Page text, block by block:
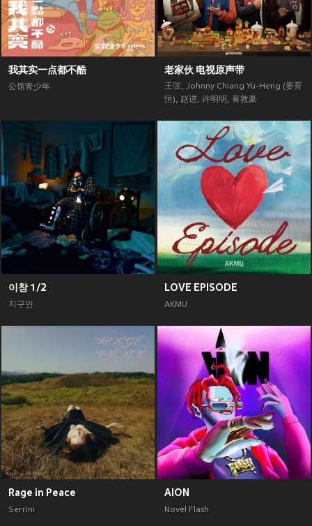
我其实一点都不酷
公馆青少年
老家伙 电视原声带
王弦, Johnny Chiang Yu-Heng (姜育
恒), 赵进, 许明明 , 蒋敦豪
이창 1/2
지구인
LOVE EPISODE
AKMU
Rage in Peace
Serrini
AION
Novel Flash